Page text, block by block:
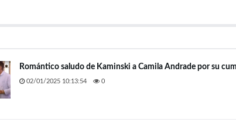
Romántico saludo de Kaminski a Camila Andrade por su
02/01/2025 10:13:54 0